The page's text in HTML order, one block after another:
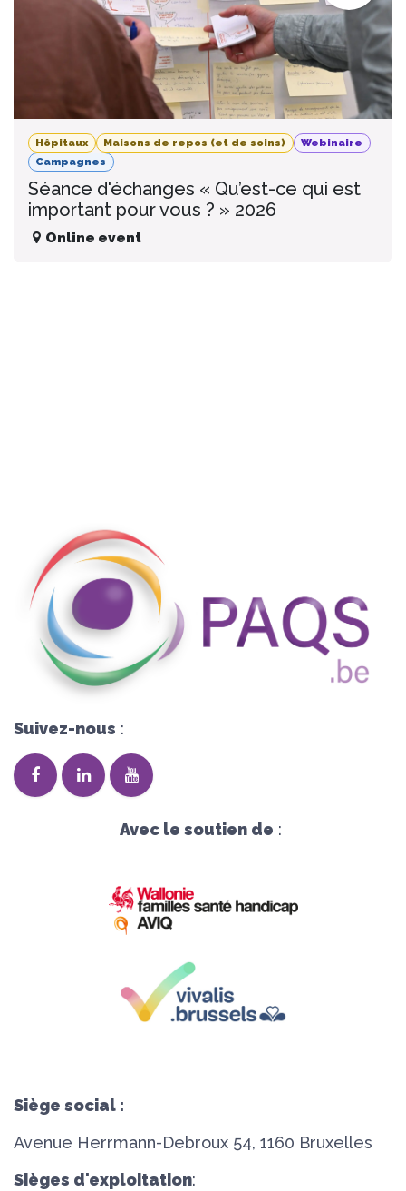
Hôpitaux Maisons de repos (et de soins)
Webinaire
Campagnes
Séance d'échanges « Qu’est-ce qui est
important pour vous ? » 2026
Online event
Suivez-nous :
Avec le soutien de :
Siège social :
Avenue Herrmann-Debroux 54, 1160 Bruxelles
Sièges d'exploitation: